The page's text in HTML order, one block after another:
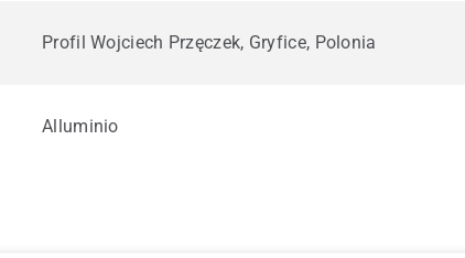
Profil Wojciech Przęczek, Gryfice, Polonia
Alluminio